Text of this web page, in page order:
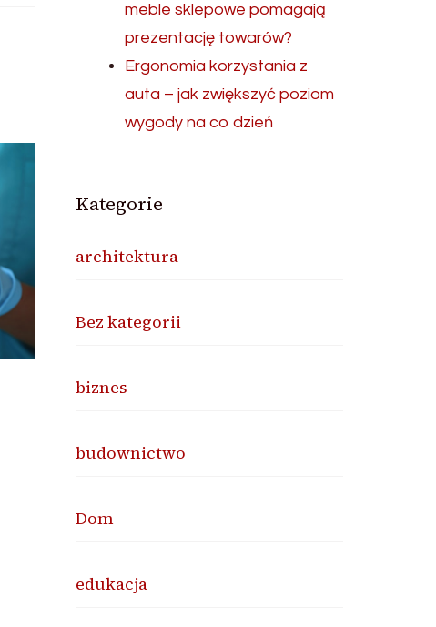
meble sklepowe pomagają
prezentację towarów?
Ergonomia korzystania z
auta – jak zwiększyć poziom
wygody na co dzień
Kategorie
architektura
Bez kategorii
biznes
budownictwo
Dom
edukacja